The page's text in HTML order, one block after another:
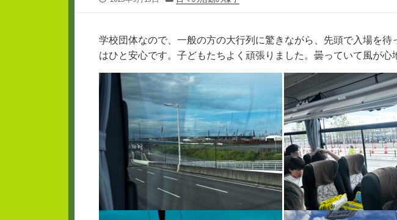
学校団体なので、一般の方の大行列に驚きながら、先頭で入場を待
はひと安心です。子どもたちよく頑張りました。曇っていて風が心